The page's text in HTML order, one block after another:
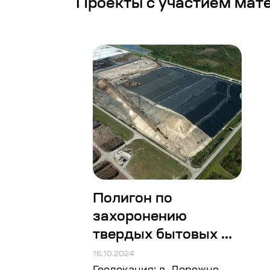
Проекты с участием
Полигон по
захоронению
твердых бытовых ...
16.10.2024